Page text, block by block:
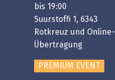
bis 19:00
Suurstoffi 1, 6343
Rotkreuz und Online-
Übertragung
PREMIUM EVENT